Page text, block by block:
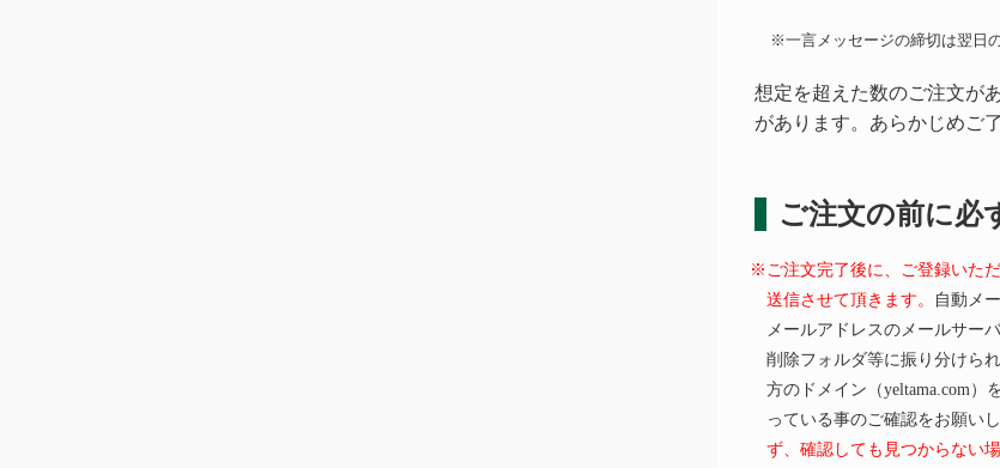
※一言メッセージの締切は翌日の
想定を超えた数のご注文が
があります。あらかじめご
ご注文の前に必
※ご注文完了後に、ご登録いた
送信させて頂きます。
自動メ
メールアドレスのメールサー
削除フォルダ等に振り分けら
方のドメイン（yeltama.com）
っている事のご確認をお願い
ず、確認しても見つからない場